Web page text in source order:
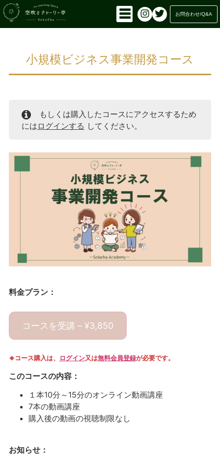
コ
ン
テ
☰ お問合わせ/Q&A
小規模ビジネス事業開発コース
もしくは購入したコースにアクセスするため
には ログインする してください。
料金プラン：
コースを受講 – ¥3,850
※コース購入は、 ログイン又は無料会員登録が必要です。
このコースの内容：
１本10分～15分のオンライン動画講座
7本の動画講座
購入後の動画の視聴制限なし
お知らせ：